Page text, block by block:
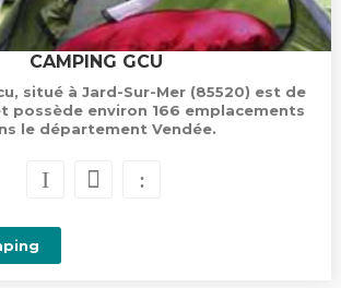
CAMPING GCU
situé à Jard-Sur-Mer (85520) est de
possède environ 166 emplacements
le département Vendée.